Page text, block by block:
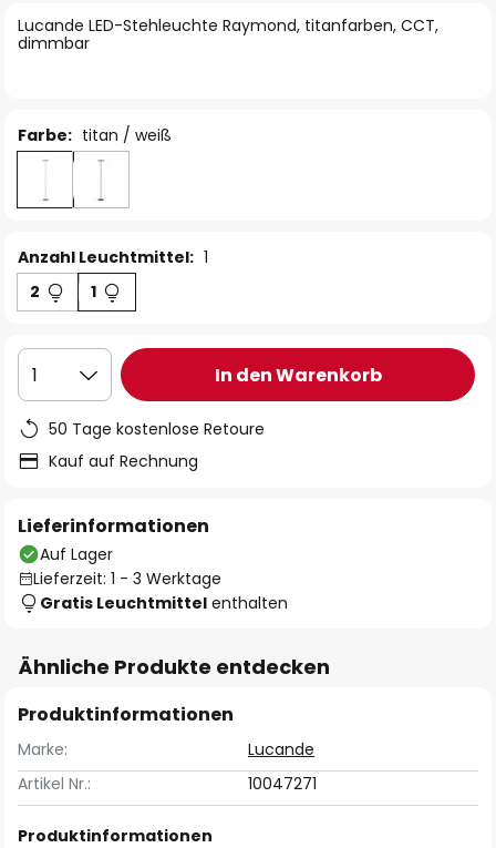
Lucande LED-Stehleuchte Raymond, titanfarben, CCT,
dimmbar
Farbe: titan / weiß
Anzahl Leuchtmittel: 1
2
1
1 In den Warenkorb
50 Tage kostenlose Retoure
Kauf auf Rechnung
Lieferinformationen
Auf Lager
Lieferzeit: 1 - 3 Werktage
Gratis Leuchtmittel enthalten
Ähnliche Produkte entdecken
Produktinformationen
Marke:
Lucande
Artikel Nr.:
10047271
Produktinformationen